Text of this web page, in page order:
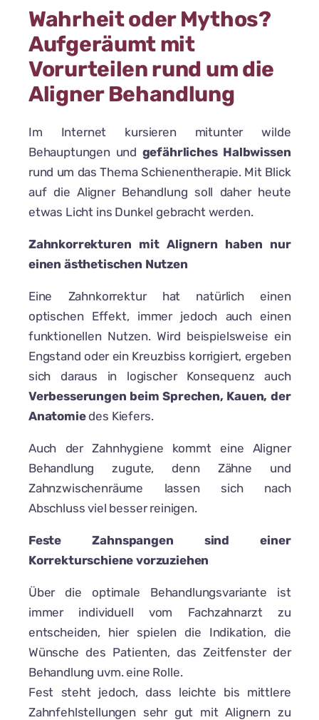
Wahrheit oder Mythos?
Aufgeräumt mit
Vorurteilen rund um die
Aligner Behandlung
Im Internet kursieren mitunter wilde
Behauptungen und gefährliches Halbwissen
rund um das Thema Schienentherapie. Mit Blick
auf die Aligner Behandlung soll daher heute
etwas Licht ins Dunkel gebracht werden.
Zahnkorrekturen mit Alignern haben nur
einen ästhetischen Nutzen
Eine Zahnkorrektur hat natürlich einen
optischen Effekt, immer jedoch auch einen
funktionellen Nutzen. Wird beispielsweise ein
Engstand oder ein Kreuzbiss korrigiert, ergeben
sich daraus in logischer Konsequenz auch
Verbesserungen beim Sprechen, Kauen, der
Anatomiedes Kiefers.
Auch der Zahnhygiene kommt eine Aligner
Behandlung zugute, denn Zähne und
Zahnzwischenräume lassen sich nach
Abschluss viel besser reinigen.
Feste Zahnspangen sind einer
Korrekturschiene vorzuziehen
Über die optimale Behandlungsvariante ist
immer individuell vom Fachzahnarzt zu
entscheiden, hier spielen die Indikation, die
Wünsche des Patienten, das Zeitfenster der
Behandlung uvm. eine Rolle.
Fest steht jedoch, dass leichte bis mittlere
Zahnfehlstellungen sehr gut mit Alignern zu